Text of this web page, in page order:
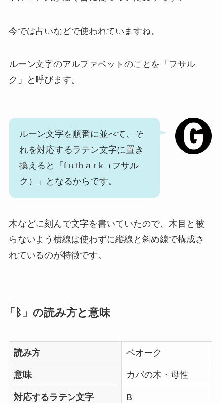
今では占いなどで使われていますね。
ルーン文字のアルファベットのことを「フサル
ク」と呼びます。
ルーン文字を順番に並べて、そ
れを対応するラテン文字に置き
換えると「f u th a r k（フサル
ク）」となるからです。
木などに刻んで文字を書いていたので、木目と被
らないよう横線は使わずに縦線と斜め線で構成さ
れているのが特徴です。
「ᛒ」の読み方と意味
読み方 ベオーク
意味 カバの木・母性
対応するラテン文字 B